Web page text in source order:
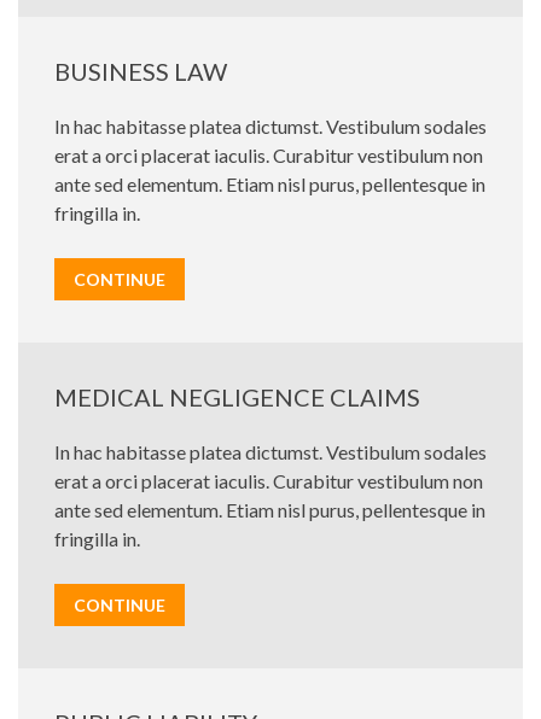
BUSINESS LAW
In hac habitasse platea dictumst. Vestibulum sodales
erat a orci placerat iaculis. Curabitur vestibulum non
ante sed elementum. Etiam nisl purus, pellentesque in
fringilla in.
CONTINUE
MEDICAL NEGLIGENCE CLAIMS
In hac habitasse platea dictumst. Vestibulum sodales
erat a orci placerat iaculis. Curabitur vestibulum non
ante sed elementum. Etiam nisl purus, pellentesque in
fringilla in.
CONTINUE